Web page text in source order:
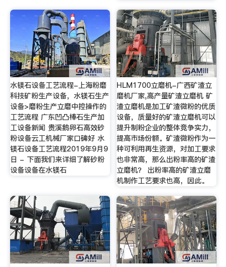
水镁石设备工艺流程-上海粉磨
科技矿粉生产设备，水镁石生产
设备>磨粉生产立磨中控操作的
工艺流程 广东凹凸棒石生产加
工设备新闻 贵溪鹅卵石高效砂
粉设备云工机械厂家口碑好 水
镁石设备工艺流程2019年9月9
日 - 下面我们来详细了解砂粉
设备设备在水镁石
HLM1700立磨机-广西矿渣立
磨机厂家,高产量矿渣立磨机 矿
渣立磨机是加工矿渣微粉的优质
设备，质量好的矿渣立磨机可以
提升制粉企业的整体竞争实力，
提高市场份额。矿渣微粉作为一
种可利用再生资源，对加工要求
也非常高，那么出粉率高的矿渣
立磨机？ 出粉率高的矿渣立磨
机制作工艺要求也高，因此。